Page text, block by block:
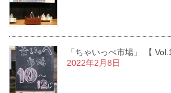
「ちゃいっぺ市場」 【
2022年2月8日